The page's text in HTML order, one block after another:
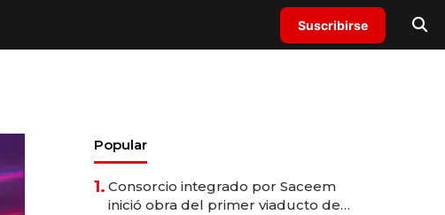
Suscribirse
Popular
1. Consorcio integrado por Saceem
inició obra del primer viaducto de